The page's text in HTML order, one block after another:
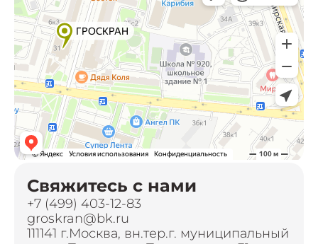
Свяжитесь с нами
+7 (499) 403-12-83
groskran@bk.ru
111141 г.Москва, вн.тер.г. муниципальный